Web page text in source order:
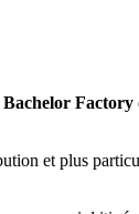
Factory
et plus